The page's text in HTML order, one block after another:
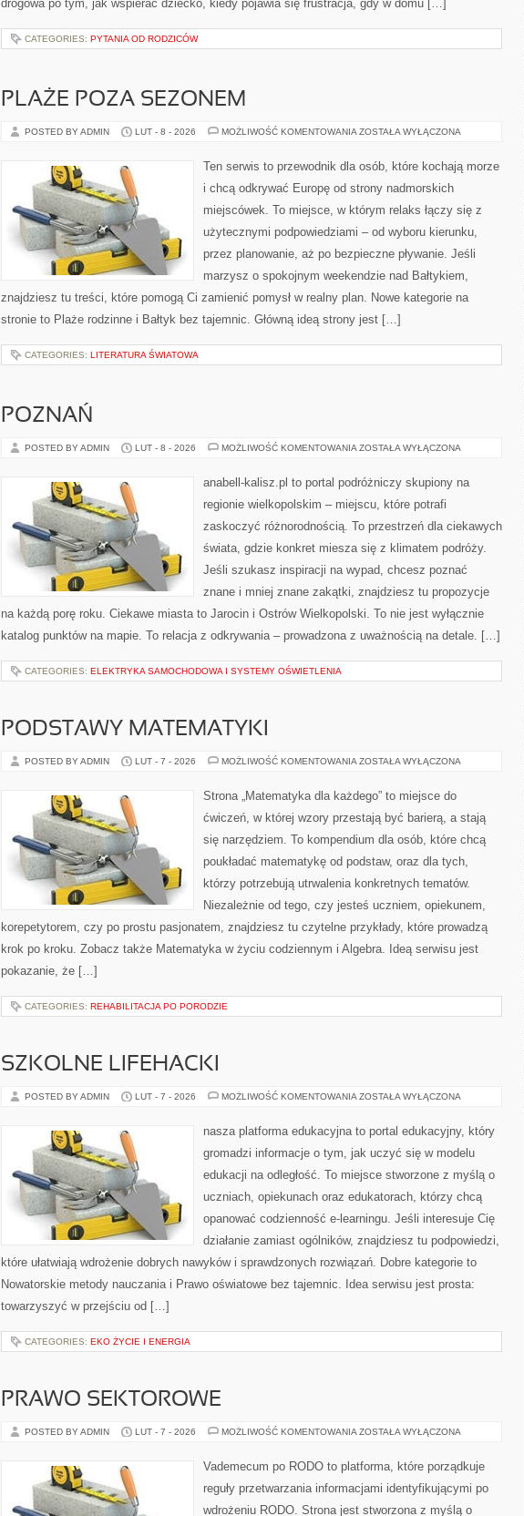
drogowa po tym, jak wspierać dziecko, kiedy pojawia się frustracja, gdy w domu […]
CATEGORIES: PYTANIA OD RODZICÓW
PLAŻE POZA SEZONEM
POSTED BY ADMIN LUT - 8 - 2026 MOŻLIWOŚĆ KOMENTOWANIA PLAŻE
ZOSTAŁA WYŁĄCZONA
Ten serwis to przewodnik dla osób, które kochają morze
i chcą odkrywać Europę od strony nadmorskich
miejscówek. To miejsce, w którym relaks łączy się z
użytecznymi podpowiedziami – od wyboru kierunku,
przez planowanie, aż po bezpieczne pływanie. Jeśli
marzysz o spokojnym weekendzie nad Bałtykiem,
znajdziesz tu treści, które pomogą Ci zamienić pomysł w realny plan. Nowe kategorie na
stronie to Plaże rodzinne i Bałtyk bez tajemnic. Główną ideą strony jest […]
CATEGORIES: LITERATURA ŚWIATOWA
POZNAŃ
POSTED BY ADMIN LUT - 8 - 2026 MOŻLIWOŚĆ KOMENTOWANIA POZNAŃ
ZOSTAŁA WYŁĄCZONA
anabell-kalisz.pl to portal podróżniczy skupiony na
regionie wielkopolskim – miejscu, które potrafi
zaskoczyć różnorodnością. To przestrzeń dla ciekawych
świata, gdzie konkret miesza się z klimatem podróży.
Jeśli szukasz inspiracji na wypad, chcesz poznać
znane i mniej znane zakątki, znajdziesz tu propozycje
na każdą porę roku. Ciekawe miasta to Jarocin i Ostrów Wielkopolski. To nie jest wyłącznie
katalog punktów na mapie. To relacja z odkrywania – prowadzona z uważnością na detale. […]
CATEGORIES: ELEKTRYKA SAMOCHODOWA I SYSTEMY OŚWIETLENIA
PODSTAWY MATEMATYKI
POSTED BY ADMIN LUT - 7 - 2026 MOŻLIWOŚĆ KOMENTOWANIA PODSTAWY
ZOSTAŁA WYŁĄCZONA
Strona „Matematyka dla każdego” to miejsce do
ćwiczeń, w której wzory przestają być barierą, a stają
się narzędziem. To kompendium dla osób, które chcą
poukładać matematykę od podstaw, oraz dla tych,
którzy potrzebują utrwalenia konkretnych tematów.
Niezależnie od tego, czy jesteś uczniem, opiekunem,
korepetytorem, czy po prostu pasjonatem, znajdziesz tu czytelne przykłady, które prowadzą
krok po kroku. Zobacz także Matematyka w życiu codziennym i Algebra. Ideą serwisu jest
pokazanie, że […]
CATEGORIES: REHABILITACJA PO PORODZIE
SZKOLNE LIFEHACKI
POSTED BY ADMIN LUT - 7 - 2026 MOŻLIWOŚĆ KOMENTOWANIA SZKOLNE
ZOSTAŁA WYŁĄCZONA
nasza platforma edukacyjna to portal edukacyjny, który
gromadzi informacje o tym, jak uczyć się w modelu
edukacji na odległość. To miejsce stworzone z myślą o
uczniach, opiekunach oraz edukatorach, którzy chcą
opanować codzienność e-learningu. Jeśli interesuje Cię
działanie zamiast ogólników, znajdziesz tu podpowiedzi,
które ułatwiają wdrożenie dobrych nawyków i sprawdzonych rozwiązań. Dobre kategorie to
Nowatorskie metody nauczania i Prawo oświatowe bez tajemnic. Idea serwisu jest prosta:
towarzyszyć w przejściu od […]
CATEGORIES: EKO ŻYCIE I ENERGIA
PRAWO SEKTOROWE
POSTED BY ADMIN LUT - 7 - 2026 MOŻLIWOŚĆ KOMENTOWANIA PRAWO
ZOSTAŁA WYŁĄCZONA
Vademecum po RODO to platforma, które porządkuje
reguły przetwarzania informacjami identyfikującymi po
wdrożeniu RODO. Strona jest stworzona z myślą o